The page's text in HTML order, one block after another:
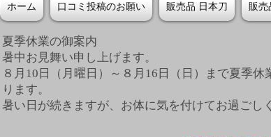
ホーム 口コミ投稿のお願い 販売品 日本刀 販売
夏季休業の御案内
暑中お見舞い申し上げます。
８月10日（月曜日）～８月16日（日）まで夏季休
ります。
暑い日が続きますが、お体に気を付けてお過ごし